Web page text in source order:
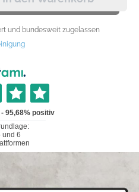
und bundesweit zugelassen